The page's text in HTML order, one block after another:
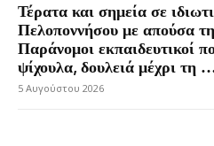
Τέρατα και σημεία σε
Πελοποννήσου με απούσα
Παράνομοι εκπαιδευτικοί
ψίχουλα, δουλειά μέχρι τη
5 Αυγούστου 2026